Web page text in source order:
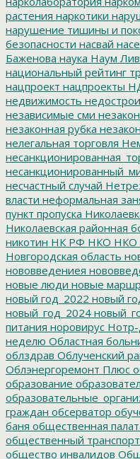
растения наркотики
нарушение тишины и
безопасности насвай
Баженова наука Наум
национальный рейтинг
нацпроект нацпроекты
недвижимость недострои
независимые сми
незаконная рубка
нелегальная торговля
несчастный случай
власти неформальная
пункт пропуска
Николаевская районная
никотин НК РФ НКО НКО
Новгородская область
нововведениея
новые люди новые
новый год_2022 новый
новый_год_2024
питания норовирус
неделю Областная
облздрав Облученский
Облэнергоремонт Плюс
образование
граждан обсерватор
баня общественная
общественный транспорт
общество инвалидов